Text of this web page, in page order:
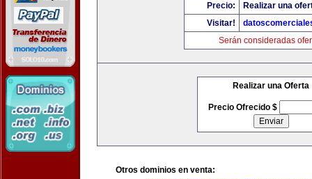
Precio:
Realizar una
Visitar!
Serán consideradas
Realizar una Oferta
Precio Ofrecido $
Otros dominios en venta: